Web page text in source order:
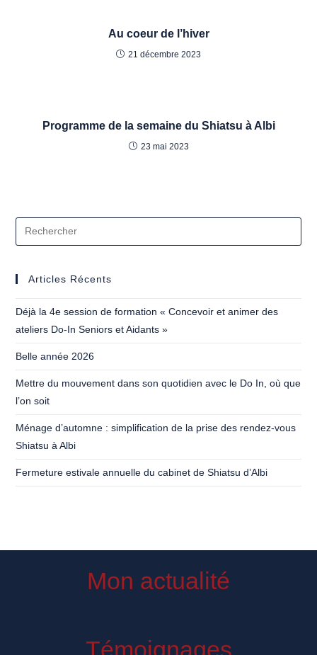
Au coeur de l’hiver
21 décembre 2023
Programme de la semaine du Shiatsu à Albi
23 mai 2023
Articles Récents
Déjà la 4e session de formation « Concevoir et animer des
ateliers Do-In Seniors et Aidants »
Belle année 2026
Mettre du mouvement dans son quotidien avec le Do In, où que
l’on soit
Ménage d’automne : simplification de la prise des rendez-vous
Shiatsu à Albi
Fermeture estivale annuelle du cabinet de Shiatsu d’Albi
Mon actualité
Témoignages